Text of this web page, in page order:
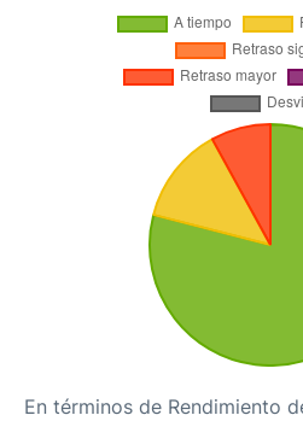
En términos de Rendimiento